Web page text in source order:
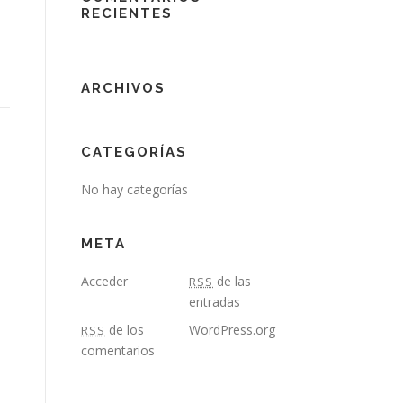
RECIENTES
ARCHIVOS
CATEGORÍAS
No hay categorías
META
Acceder RSS de las
entradas
RSS de los
comentarios
WordPress.org